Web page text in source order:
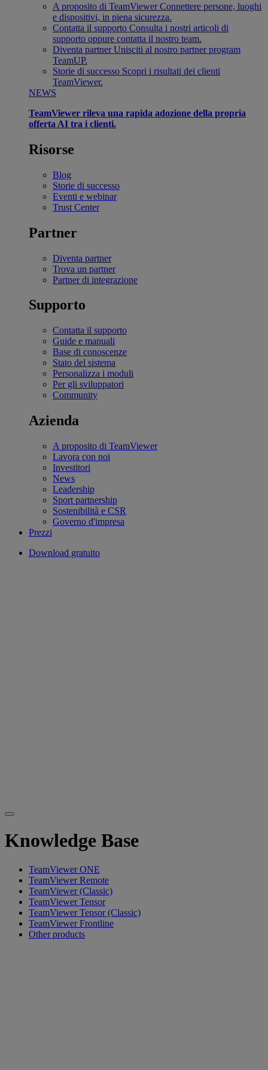
A proposito di TeamViewer Connettere persone, luoghi
e dispositivi, in piena sicurezza.
Contatta il supporto Consulta i nostri articoli di
supporto oppure contatta il nostro team.
Diventa partner Unisciti al nostro partner program
TeamUP.
Storie di successo Scopri i risultati dei clienti
TeamViewer.
NEWS
TeamViewer rileva una rapida adozione della propria
offerta AI tra i clienti.
Risorse
Blog
Storie di successo
Eventi e webinar
Trust Center
Partner
Diventa partner
Trova un partner
Partner di integrazione
Supporto
Contatta il supporto
Guide e manuali
Base di conoscenze
Stato del sistema
Personalizza i moduli
Per gli sviluppatori
Community
Azienda
A proposito di TeamViewer
Lavora con noi
Investitori
News
Leadership
Sport partnership
Sostenibilità e CSR
Governo d'impresa
Prezzi
Download gratuito
Knowledge Base
TeamViewer ONE
TeamViewer Remote
TeamViewer (Classic)
TeamViewer Tensor
TeamViewer Tensor (Classic)
TeamViewer Frontline
Other products